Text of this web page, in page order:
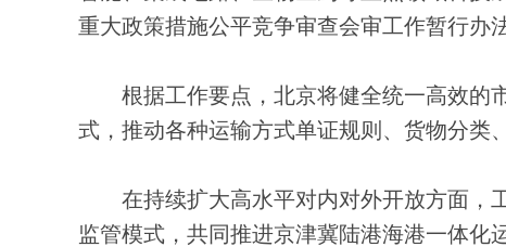
重大政策措施公平竞争审查会审工作暂行办
根据工作要点，北京将健全统一高效的
式，推动各种运输方式单证规则、货物分类
在持续扩大高水平对内对外开放方面，
监管模式，共同推进京津冀陆港海港一体化